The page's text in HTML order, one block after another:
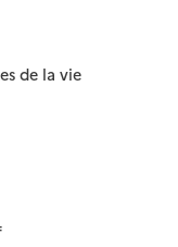
de la vie
disponible